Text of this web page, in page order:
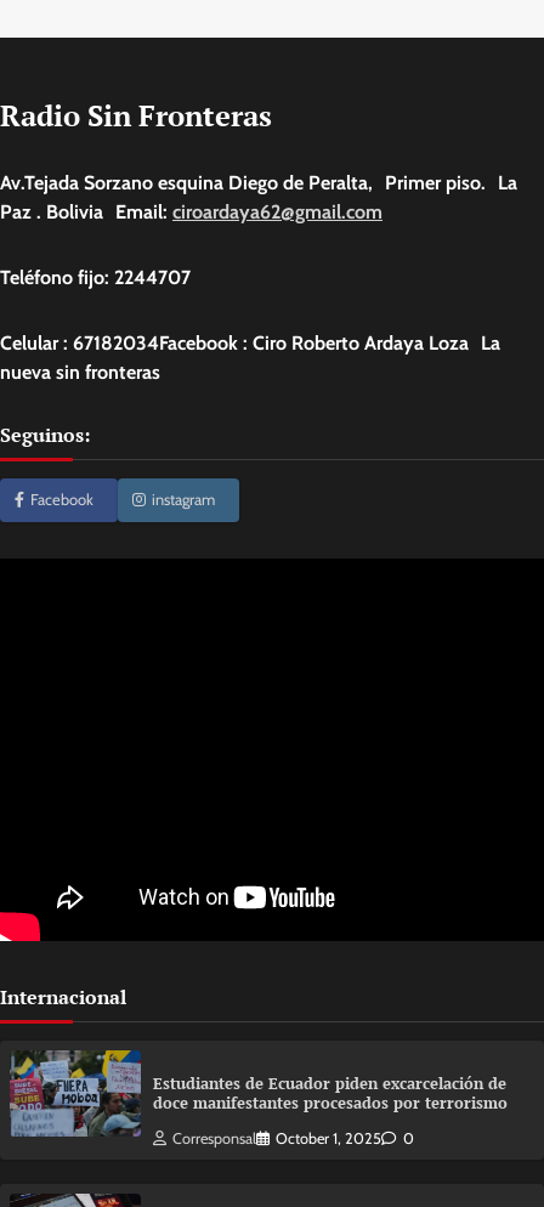
Radio Sin Fronteras
Av.Tejada Sorzano esquina Diego de Peralta, Primer piso. La
Paz . Bolivia Email: ciroardaya62@gmail.com
Teléfono fijo: 2244707
Celular : 67182034Facebook : Ciro Roberto Ardaya Loza La
nueva sin fronteras
Seguinos:
Facebook instagram
Internacional
Estudiantes de Ecuador piden excarcelación de
doce manifestantes procesados por terrorismo
Corresponsal October 1, 2025 0